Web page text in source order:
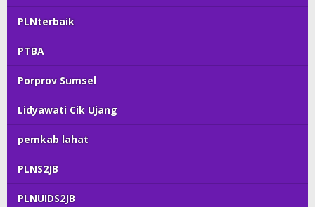
PLNterbaik
PTBA
Porprov Sumsel
Lidyawati Cik Ujang
pemkab lahat
PLNS2JB
PLNUIDS2JB